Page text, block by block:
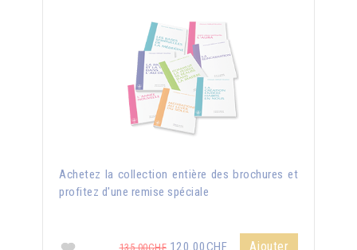
Achetez la collection entière des brochures et
profitez d'une remise spéciale
135.00CHF 120.00CHF Ajouter